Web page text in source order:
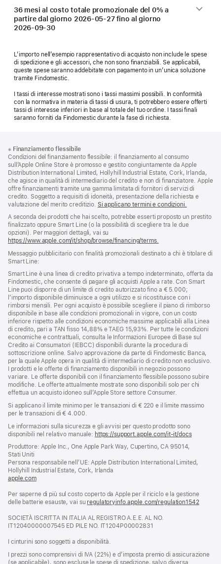
36 mesi al costo totale promozionale del 0% a
partire dal giorno 2026-05-27fino al giorno
2026-09-30
L’importo nell’esempio rappresentativo di acquisto non include le spese
di spedizione e gli accessori, che non sono finanziabili. Se applicabili,
queste spese saranno addebitate con pagamento in un’unica soluzione
tramite Findomestic.
I tassi di interesse mostrati sono i tassi massimi possibili. In conformità
con la normativa in materia di tassi di usura, ti potrebbero essere offerti
tassi di interesse inferiori in base al totale del tuo ordine. I tassi finali
saranno forniti da Findomestic durante la fase di richiesta.
di
pagina
a
piè
di
pagina
※ Finanziamento flessibile
Condizioni del finanziamento flessibile: il finanziamento al consumo
sull’Apple Online Store è promosso e gestito congiuntamente da Apple
Distribution International Limited, Hollyhill Industrial Estate, Cork, Irlanda,
che agisce in qualità di intermediario del credito e non di finanziatore. Apple
offre finanziamenti tramite una gamma limitata di fornitori di servizi di
credito. Soggetto a requisiti di idoneità, presentazione della richiesta e
valutazione del merito creditizio. Si applicano termini e condizioni.
A seconda dei prodotti che hai scelto, potrebbe esserti proposto un prestito
finalizzato oppure Smart Line (o la possibilità di scegliere tra le due
opzioni). Per maggiori dettagli, vai su
https://www.apple.com/it/shop/browse/financing/terms.
Messaggio pubblicitario con finalità promozionali destinato a chi è titolare di
Smart Line:
Smart Line è una linea di credito privativa a tempo indeterminato, offerta da
Findomestic, che consente di pagare gli acquisti Apple a rate. Con Smart
Line puoi disporre di un limite di credito autorizzato fino a € 5.000;
l’importo disponibile diminuisce a ogni utilizzo e si ricostituisce con i
rimborsi mensili. Per ogni acquisto è possibile scegliere il piano di rimborso
disponibile in base alle condizioni promozionali in vigore, con un costo
inferiore rispetto alle condizioni economiche massime applicabili alla Linea
di credito, pari a TAN fisso 14,88% e TAEG 15,93%. Per tutte le condizioni
economiche e contrattuali, consulta le Informazioni Europee di Base sul
Credito ai Consumatori (IEBCC) disponibili durante la procedura di
sottoscrizione online. Salvo approvazione da parte di Findomestic Banca,
per la quale Apple opera in qualità di intermediario di credito non esclusivo.
I prodotti e le offerte di finanziamento disponibili in negozio possono
variare. Le offerte disponibili con il finanziamento flessibile possono subire
modifiche. Le offerte attualmente mostrate sono disponibili solo per chi
effettua un acquisto idoneo sull’Apple Store settore Consumer.
Si applicano il limite minimo per le transazioni di € 220 e il limite massimo
per le transazioni di € 4.000.
Le informazioni sulla sicurezza e gli avvisi per questo prodotto sono
disponibili nel relativo manuale: https://support.apple.com/it-it/docs(si
finestra)
Produttore: Apple Inc., One Apple Park Way, Cupertino, CA 95014,
Stati Uniti
Persona responsabile nell’UE: Apple Distribution International Limited,
Hollyhill Industrial Estate, Cork, Irlanda
apple.com(si
una
nuova
Per saperne di più sul costo coperto da Apple per il riciclo e la gestione
delle batterie esauste, vai su regulatoryinfo.apple.com/regulation1542(si
SOCIETÀ ISCRITTA IN ITALIA AL REGISTRO A.E.E. AL NO.
IT12040000007545 ED PILE NO. IT1204P00002831
I cinturini sono soggetti a disponibilità.
I prezzi sono comprensivi di IVA (22%) e d’imposta premio di assicurazione
(se applicabile), sono escluse le spese di spedizione, salvo diversa